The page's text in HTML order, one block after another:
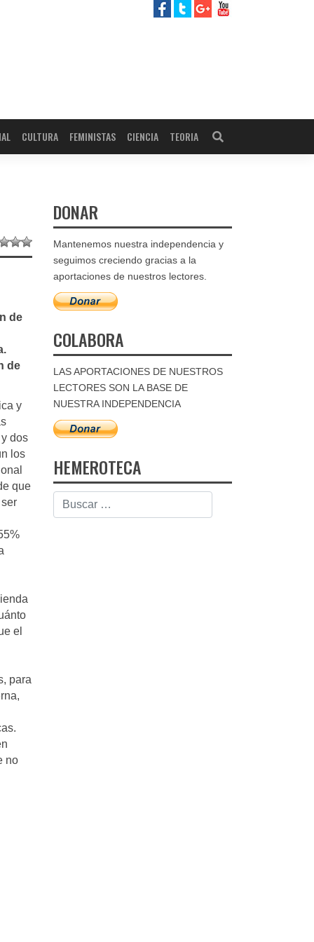
CULTURA FEMINISTAS CIENCIA TEORIA
de
de
y
dos
los
que
el
para
no
DONAR
Mantenemos nuestra independencia y
seguimos creciendo gracias a la
aportaciones de nuestros lectores.
COLABORA
LAS APORTACIONES DE NUESTROS
LECTORES SON LA BASE DE
NUESTRA INDEPENDENCIA
HEMEROTECA